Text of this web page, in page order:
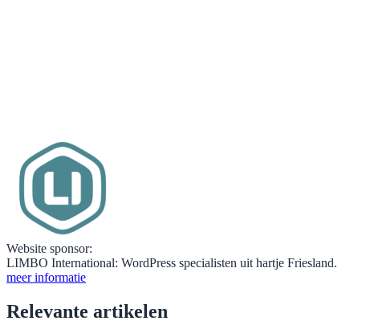
Website sponsor:
LIMBO International: WordPress specialisten uit hartje Friesland.
meer informatie
Relevante artikelen